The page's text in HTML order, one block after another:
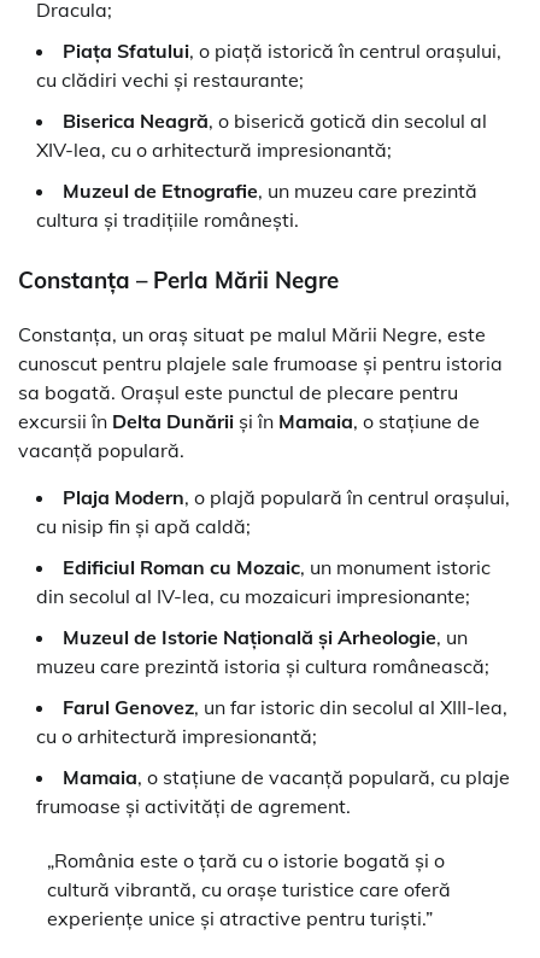
Dracula;
Piața Sfatului, o piață istorică în centrul orașului,
cu clădiri vechi și restaurante;
Biserica Neagră, o biserică gotică din secolul al
XIV-lea, cu o arhitectură impresionantă;
Muzeul de Etnografie, un muzeu care prezintă
cultura și tradițiile românești.
Constanța – Perla Mării Negre
Constanța, un oraș situat pe malul Mării Negre, este
cunoscut pentru plajele sale frumoase și pentru istoria
sa bogată. Orașul este punctul de plecare pentru
excursii în Delta Dunării și în Mamaia, o stațiune de
vacanță populară.
Plaja Modern, o plajă populară în centrul orașului,
cu nisip fin și apă caldă;
Edificiul Roman cu Mozaic, un monument istoric
din secolul al IV-lea, cu mozaicuri impresionante;
Muzeul de Istorie Națională și Arheologie, un
muzeu care prezintă istoria și cultura românească;
Farul Genovez, un far istoric din secolul al XIII-lea,
cu o arhitectură impresionantă;
Mamaia, o stațiune de vacanță populară, cu plaje
frumoase și activități de agrement.
„România este o țară cu o istorie bogată și o
cultură vibrantă, cu orașe turistice care oferă
experiențe unice și atractive pentru turiști.”